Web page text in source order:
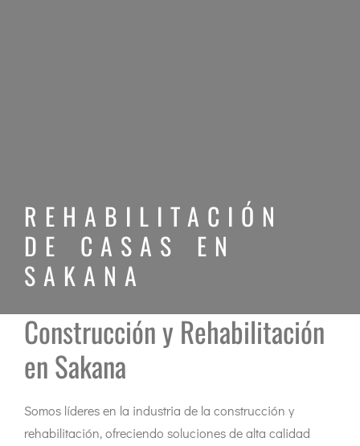
REHABILITACIÓN
DE CASAS EN
SAKANA
Construcción y Rehabilitación
en Sakana
Somos líderes en la industria de la construcción y
rehabilitación, ofreciendo soluciones de alta calidad